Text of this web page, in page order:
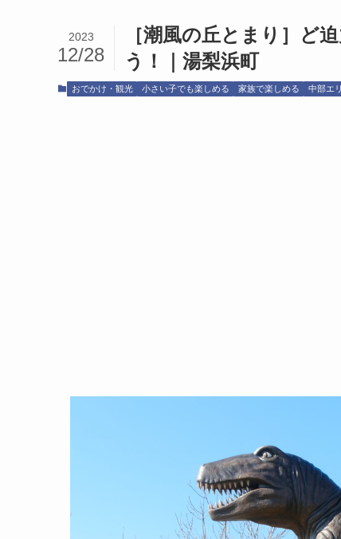
［潮風の丘とまり］ど
う！｜湯梨浜町
2023
12/28
おでかけ・観光 小さい子でも楽しめる 家族で楽しめる 中部エ